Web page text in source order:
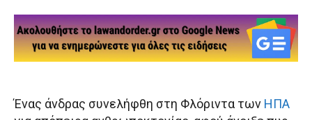
Ένας άνδρας συνελήφθη στη Φλόριντα των ΗΠΑ